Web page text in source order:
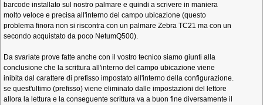
barcode installato sul nostro palmare e quindi a scrivere in maniera
molto veloce e precisa all'interno del campo ubicazione (questo
problema finora non si riscontra con un palmare Zebra TC21 ma con un
secondo acquistato da poco NetumQ500).
Da svariate prove fatte anche con il vostro tecnico siamo giunti alla
conclusione che la scrittura all'interno del campo ubicazione viene
inibita dal carattere di prefisso impostato all'interno della configurazione.
se quest'ultimo (prefisso) viene eliminato dalle impostazioni del lettore
allora la lettura e la conseguente scrittura va a buon fine diversamente il